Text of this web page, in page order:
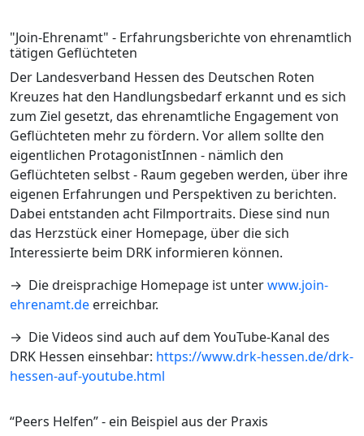
"Join-Ehrenamt" - Erfahrungsberichte von ehrenamtlich
tätigen Geflüchteten
Der Landesverband Hessen des Deutschen Roten
Kreuzes hat den Handlungsbedarf erkannt und es sich
zum Ziel gesetzt, das ehrenamtliche Engagement von
Geflüchteten mehr zu fördern. Vor allem sollte den
eigentlichen ProtagonistInnen - nämlich den
Geflüchteten selbst - Raum gegeben werden, über ihre
eigenen Erfahrungen und Perspektiven zu berichten.
Dabei entstanden acht Filmportraits. Diese sind nun
das Herzstück einer Homepage, über die sich
Interessierte beim DRK informieren können.
→ Die dreisprachige Homepage ist unterwww.join-
ehrenamt.de erreichbar.
→ Die Videos sind auch auf dem YouTube-Kanal des
DRK Hessen einsehbar: https://www.drk-hessen.de/drk-
hessen-auf-youtube.html
“Peers Helfen” - ein Beispiel aus der Praxis